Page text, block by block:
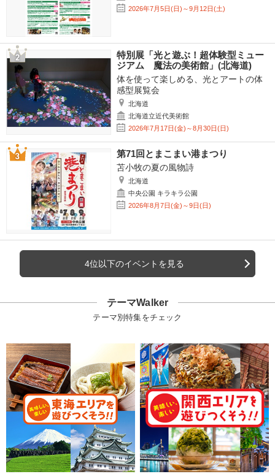
2026年7月5日(日)～9月12日(土)
特別展「光と遊ぶ！超体験型ミュー
ジアム 魔法の美術館」(北海道)
体を使って楽しめる、光とアートの体
感型展覧会
北海道
北海道立近代美術館
2026年7月17日(金)～8月30日(日)
第71回とまこまい港まつり
苫小牧の夏の風物詩
北海道
中央公園 キラキラ公園
2026年8月7日(金)～9日(日)
4位以下のイベントを見る
テーマWalker
テーマ別特集をチェック